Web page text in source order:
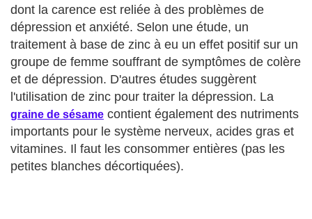
dont la carence est reliée à des problèmes de
dépression et anxiété. Selon une étude, un
traitement à base de zinc à eu un effet positif sur un
groupe de femme souffrant de symptômes de colère
et de dépression. D'autres études suggèrent
l'utilisation de zinc pour traiter la dépression. La
graine de sésame contient également des nutriments
importants pour le système nerveux, acides gras et
vitamines. Il faut les consommer entières (pas les
petites blanches décortiquées).